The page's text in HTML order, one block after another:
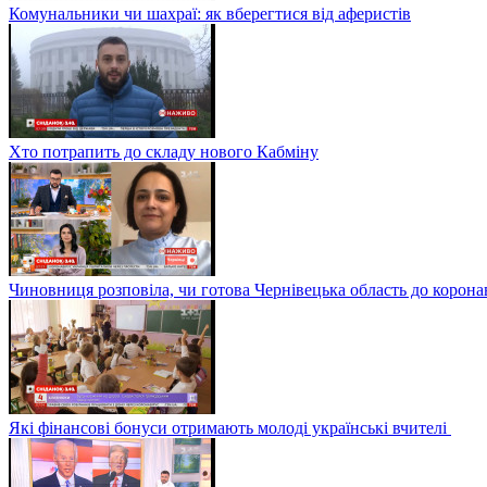
Комунальники чи шахраї: як вберегтися від аферистів
Хто потрапить до складу нового Кабміну
Чиновниця розповіла, чи готова Чернівецька область до
Які фінансові бонуси отримають молоді українські вчителі